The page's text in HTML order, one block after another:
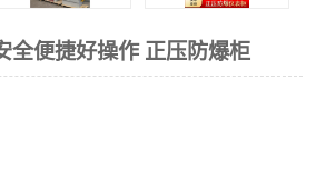
全便捷好操作 正压防爆柜